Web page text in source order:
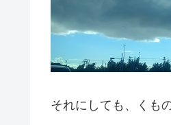
それにしても、くも